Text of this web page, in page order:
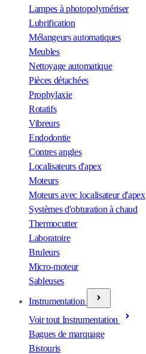
Lampes à photopolymériser
Lubrification
Mélangeurs automatiques
Meubles
Nettoyage automatique
Pièces détachées
Prophylaxie
Rotatifs
Vibreurs
Endodontie
Contres angles
Localisateurs d'apex
Moteurs
Moteurs avec localisateur d'apex
Systèmes d'obturation à chaud
Thermocutter
Laboratoire
Bruleurs
Micro-moteur
Sableuses
Instrumentation
Voir tout Instrumentation
Bagues de marquage
Bistouris